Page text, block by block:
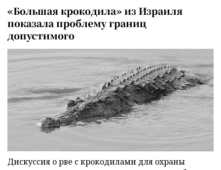
«Большая крокодила» из Израиля
показала проблему границ
допустимого
Дискуссия о рве с крокодилами для охраны